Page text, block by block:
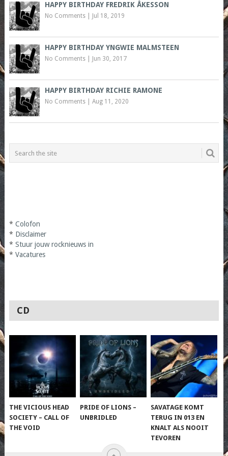
HAPPY BIRTHDAY FREDRIK ÅKESSON
No Comments| Jul 18, 2019
HAPPY BIRTHDAY YNGWIE MALMSTEEN
No Comments| Jun 30, 2017
HAPPY BIRTHDAY RICHIE RAMONE
No Comments| Aug 11, 2020
* Colofon
* Disclaimer
* Stuur jouw rocknieuws in
* Vacatures
CD
THE VICIOUS HEAD
SOCIETY – CALL OF
THE VOID
PRIDE OF LIONS –
UNBRIDLED
SAVATAGE KOMT
TERUG IN 013 EN
KNALT ALS NOOIT
TEVOREN